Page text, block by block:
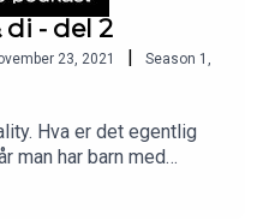
di - del 2
23, 2021 | Season 1 ,
Hva er det egentlig
man har barn med
det f.eks. å komme
hjerneskade?